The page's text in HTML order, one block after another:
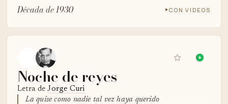
Década de 1930 CON VIDEOS
Noche de reyes
Letra deJorge Curi
La quise como nadie tal vez haya querido